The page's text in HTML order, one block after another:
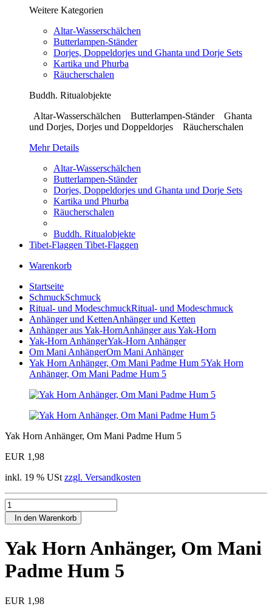
Weitere Kategorien
Altar-Wasserschälchen
Butterlampen-Ständer
Dorjes, Doppeldorjes und Ghanta und Dorje Sets
Kartika und Phurba
Räucherschalen
Buddh. Ritualobjekte
Altar-Wasserschälchen Butterlampen-Ständer Ghanta
und Dorjes, Dorjes und Doppeldorjes Räucherschalen
Mehr Details
Altar-Wasserschälchen
Butterlampen-Ständer
Dorjes, Doppeldorjes und Ghanta und Dorje Sets
Kartika und Phurba
Räucherschalen
Buddh. Ritualobjekte
Tibet-Flaggen Tibet-Flaggen
Warenkorb
Startseite
SchmuckSchmuck
Ritual- und ModeschmuckRitual- und Modeschmuck
Anhänger und KettenAnhänger und Ketten
Anhänger aus Yak-HornAnhänger aus Yak-Horn
Yak-Horn AnhängerYak-Horn Anhänger
Om Mani AnhängerOm Mani Anhänger
Yak Horn Anhänger, Om Mani Padme Hum 5Yak Horn
Anhänger, Om Mani Padme Hum 5
Yak Horn Anhänger, Om Mani Padme Hum 5
EUR 1,98
inkl. 19 % USt zzgl. Versandkosten
In den Warenkorb
Yak Horn Anhänger, Om Mani
Padme Hum 5
EUR 1,98